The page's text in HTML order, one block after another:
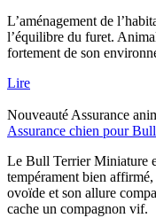
L’aménagement de
l’équilibre du furet.
fortement de son
Lire
NouveautéAssurance
Assurance chien pour
Le Bull Terrier Miniature
tempérament bien
ovoïde et son allure
cache un compagnon vif.